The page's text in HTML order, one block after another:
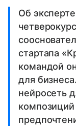
Об
стартапа
командой
для
нейросеть
композиций